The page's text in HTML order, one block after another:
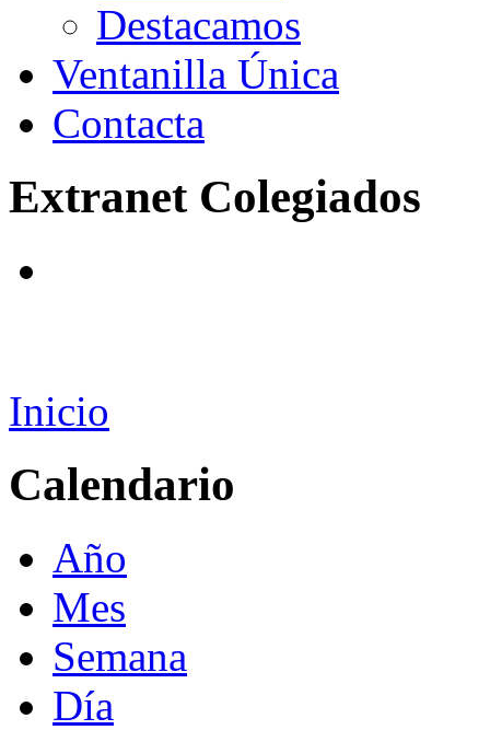
Destacamos
Ventanilla Única
Contacta
Extranet Colegiados
Inicio
Calendario
Año
Mes
Semana
Día